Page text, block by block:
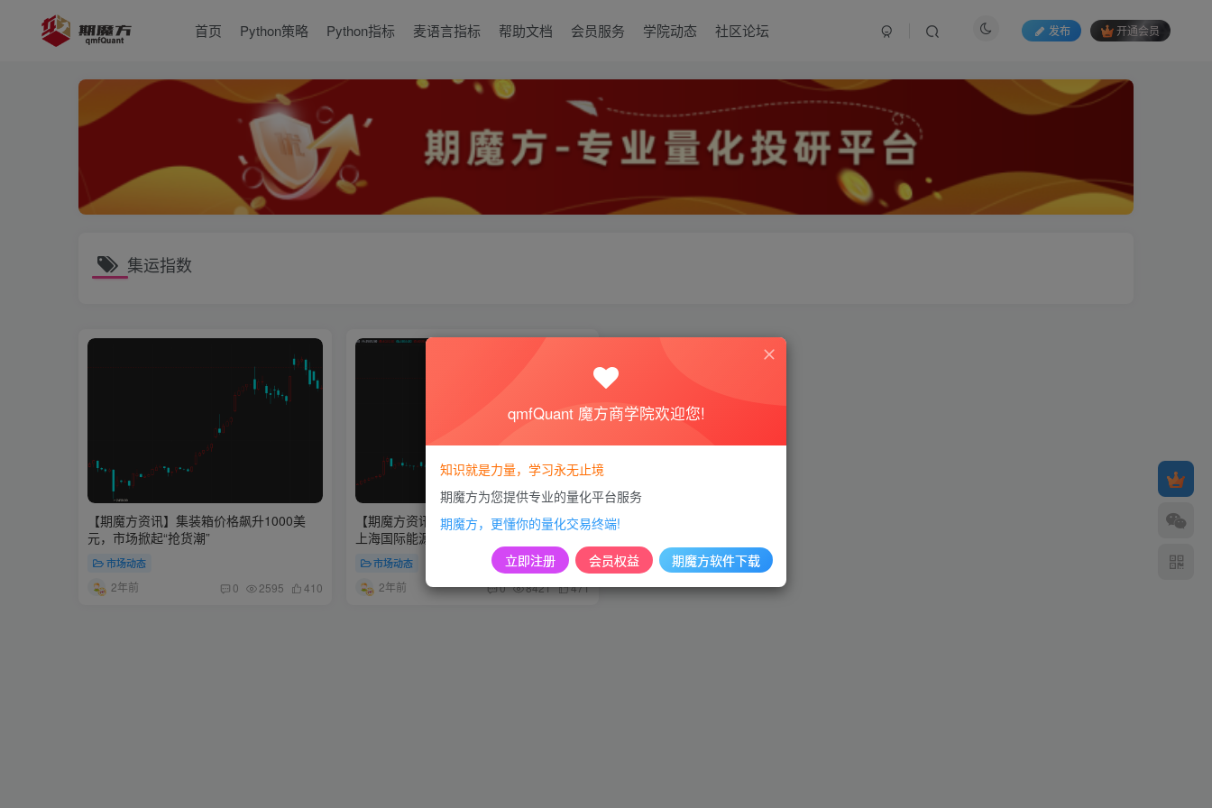
首页 Python策略 Python指标 麦语言指标 帮助文档 会员服务 学院动态 社区论坛 发布 开通会员
集运指数
【期魔方资讯】集装箱价格飙升1000美
元，市场掀起“抢货潮”
市场动态
2年前 0 2595 410
【期魔方资讯】集运指数期货持续走高，
上海国际能源交易中心发布风险警示
市场动态
2年前 0 8421 471
qmfQuant 魔方商学院欢迎您!
知识就是力量，学习永无止境
期魔方为您提供专业的量化平台服务
期魔方，更懂你的量化交易终端!
立即注册 会员权益 期魔方软件下载